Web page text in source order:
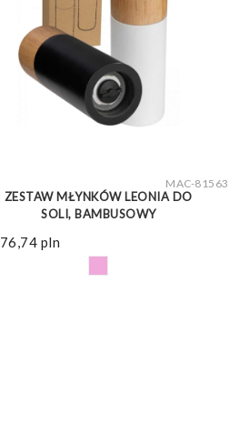
MAC-81563
ZESTAW MŁYNKÓW LEONIA DO
SOLI, BAMBUSOWY
76,74 pln